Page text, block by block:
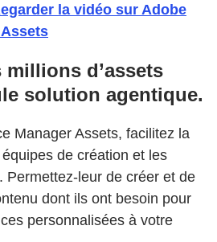
la vidéo sur Adobe
d’assets
solution agentique.
Manager Assets, facilitez la
de création et les
Permettez-leur de créer et de
dont ils ont besoin pour
personnalisées à votre